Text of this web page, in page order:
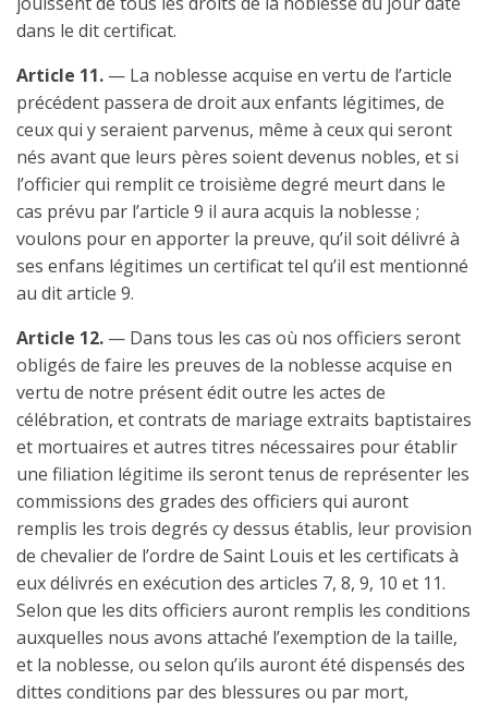
dans le dit certificat.
Article 11. — La noblesse acquise en vertu de l’article
précédent passera de droit aux enfants légitimes, de
ceux qui y seraient parvenus, même à ceux qui seront
nés avant que leurs pères soient devenus nobles, et si
l’officier qui remplit ce troisième degré meurt dans le
cas prévu par l’article 9 il aura acquis la noblesse ;
voulons pour en apporter la preuve, qu’il soit délivré à
ses enfans légitimes un certificat tel qu’il est mentionné
au dit article 9.
Article 12. — Dans tous les cas où nos officiers seront
obligés de faire les preuves de la noblesse acquise en
vertu de notre présent édit outre les actes de
célébration, et contrats de mariage extraits baptistaires
et mortuaires et autres titres nécessaires pour établir
une filiation légitime ils seront tenus de représenter les
commissions des grades des officiers qui auront
remplis les trois degrés cy dessus établis, leur provision
de chevalier de l’ordre de Saint Louis et les certificats à
eux délivrés en exécution des articles 7, 8, 9, 10 et 11.
Selon que les dits officiers auront remplis les conditions
auxquelles nous avons attaché l’exemption de la taille,
et la noblesse, ou selon qu’ils auront été dispensés des
dittes conditions par des blessures ou par mort,